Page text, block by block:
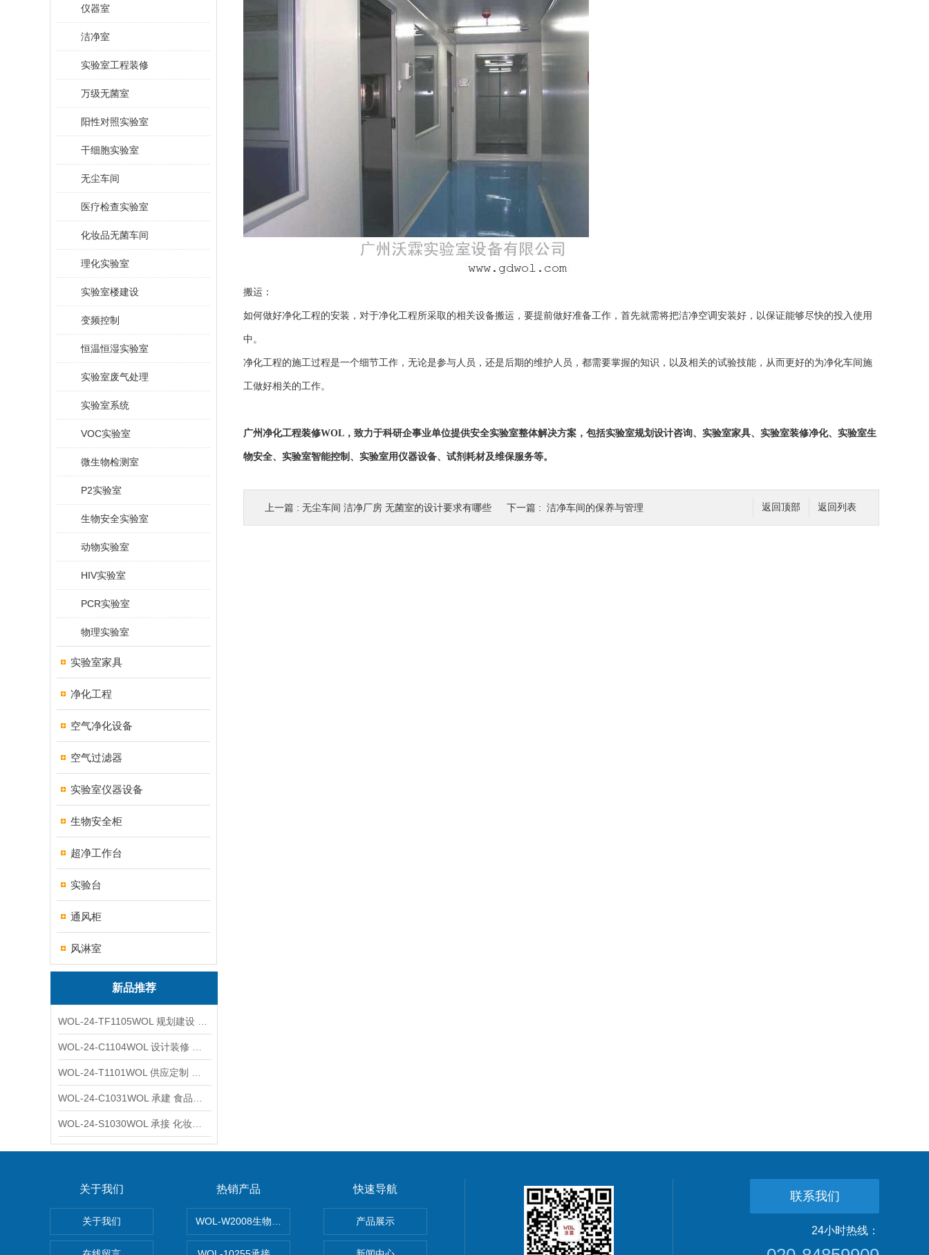
仪器室
洁净室
实验室工程装修
万级无菌室
阳性对照实验室
干细胞实验室
无尘车间
医疗检查实验室
化妆品无菌车间
理化实验室
实验室楼建设
变频控制
恒温恒湿实验室
实验室废气处理
实验室系统
VOC实验室
微生物检测室
P2实验室
生物安全实验室
动物实验室
HIV实验室
PCR实验室
物理实验室
实验室家具
净化工程
空气净化设备
空气过滤器
实验室仪器设备
生物安全柜
超净工作台
实验台
通风柜
风淋室
新品推荐
搬运：
如何做好净化工程的安装，对于净化工程所采取的相关设备搬运，要提前做好准备工作，首先就需将把洁净空调安装好，以保证能够尽快的投入使用
中。
净化工程的施工过程是一个细节工作，无论是参与人员，还是后期的维护人员，都需要掌握的知识，以及相关的试验技能，从而更好的为净化车间施
工做好相关的工作。
广州净化工程装修WOL，致力于科研企事业单位提供安全实验室整体解决方案，包括实验室规划设计咨询、实验室家具、实验室装修净化、实验室生
物安全、实验室智能控制、实验室用仪器设备、试剂耗材及维保服务等。
返回列表
返回顶部
上一篇 : 无尘车间 洁净厂房 无菌室的设计要求有哪些 下一篇 : 洁净车间的保养与管理
关于我们
关于我们
热销产品
WOL-W2008生物制药GMP车间净化工程装修标准有哪些 无菌室|净化工程
快速导航
产品展示
联系我们
24小时热线：